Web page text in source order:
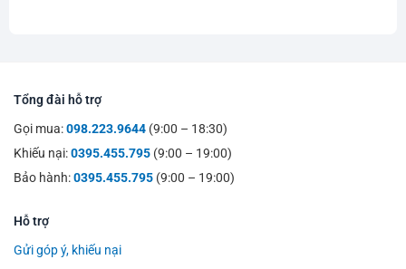
Tổng đài hỗ trợ
Gọi mua:098.223.9644 (9:00 – 18:30)
Khiếu nại:0395.455.795 (9:00 – 19:00)
Bảo hành:0395.455.795 (9:00 – 19:00)
Hỗ trợ
Gửi góp ý, khiếu nại